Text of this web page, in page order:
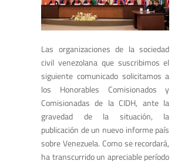
Las organizaciones de la sociedad
civil venezolana que suscribimos el
siguiente comunicado solicitamos a
los Honorables Comisionados y
Comisionadas de la CIDH, ante la
gravedad de la situación, la
publicación de un nuevo informe país
sobre Venezuela. Como se recordará,
ha transcurrido un apreciable período